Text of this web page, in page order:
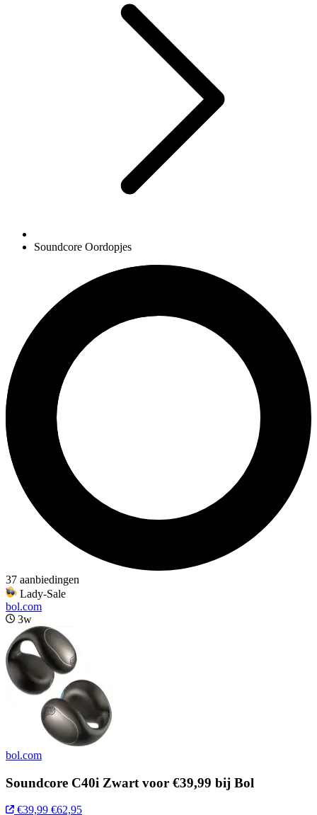
Soundcore Oordopjes
37 aanbiedingen
Lady-Sale
bol.com
3w
bol.com
Soundcore C40i Zwart voor €39,99 bij Bol
€39,99 €62,95